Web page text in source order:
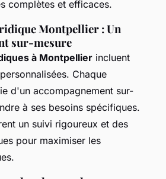
complètes et efficaces.
Montpellier : Un
sur-mesure
à Montpellier incluent
Chaque
d'un accompagnement sur-
à ses besoins spécifiques.
un suivi rigoureux et des
pour maximiser les